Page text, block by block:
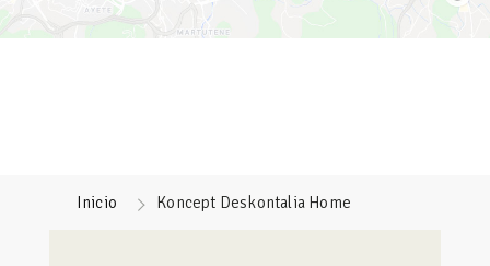
Inicio Koncept Deskontalia Home